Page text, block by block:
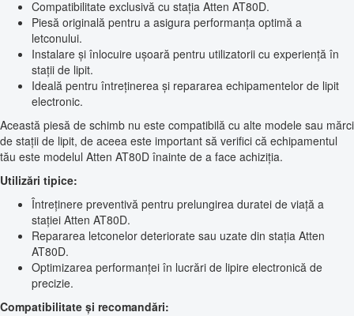
Compatibilitate exclusivă cu stația Atten AT80D.
Piesă originală pentru a asigura performanța optimă a
letconului.
Instalare și înlocuire ușoară pentru utilizatorii cu experiență în
stații de lipit.
Ideală pentru întreținerea și repararea echipamentelor de lipit
electronic.
Această piesă de schimb nu este compatibilă cu alte modele sau mărci
de stații de lipit, de aceea este important să verifici că echipamentul
tău este modelul Atten AT80D înainte de a face achiziția.
Utilizări tipice:
Întreținere preventivă pentru prelungirea duratei de viață a
stației Atten AT80D.
Repararea letconelor deteriorate sau uzate din stația Atten
AT80D.
Optimizarea performanței în lucrări de lipire electronică de
precizie.
Compatibilitate și recomandări: